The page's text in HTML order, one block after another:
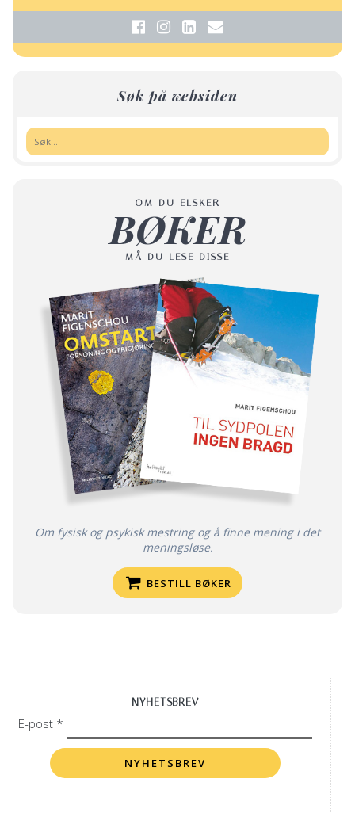
Søk på websiden
OM DU ELSKER
BØKER
MÅ DU LESE DISSE
Om fysisk og psykisk mestring og å finne mening i det
meningsløse.
BESTILL BØKER
NYHETSBREV
E-post *